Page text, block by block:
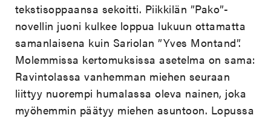
tekstisoppaansa sekoitti. Piikkilän ”Pako”-
novellin juoni kulkee loppua lukuun ottamatta
samanlaisena kuin Sariolan ”Yves Montand”.
Molemmissa kertomuksissa asetelma on sama:
Ravintolassa vanhemman miehen seuraan
liittyy nuorempi humalassa oleva nainen, joka
myöhemmin päätyy miehen asuntoon. Lopussa